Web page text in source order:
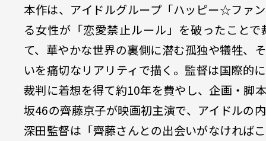
本作は、アイドルグループ「ハッピー☆ファ
る女性が「恋愛禁止ルール」を破ったこと
て、華やかな世界の裏側に潜む孤独や犠牲、
いを痛切なリアリティで描く。監督は国際的
裁判に着想を得て約10年を費やし、企画・脚
坂46の齊藤京子が映画初主演で、アイドルの
深田監督は「齊藤さんとの出会いがなければ